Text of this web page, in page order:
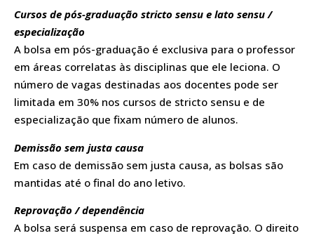
Cursos de pós-graduação stricto sensu e lato sensu /
especialização
A bolsa em pós-graduação é exclusiva para o professor
em áreas correlatas às disciplinas que ele leciona. O
número de vagas destinadas aos docentes pode ser
limitada em 30% nos cursos de stricto sensu e de
especialização que fixam número de alunos.
Demissão sem justa causa
Em caso de demissão sem justa causa, as bolsas são
mantidas até o final do ano letivo.
Reprovação / dependência
A bolsa será suspensa em caso de reprovação. O direito